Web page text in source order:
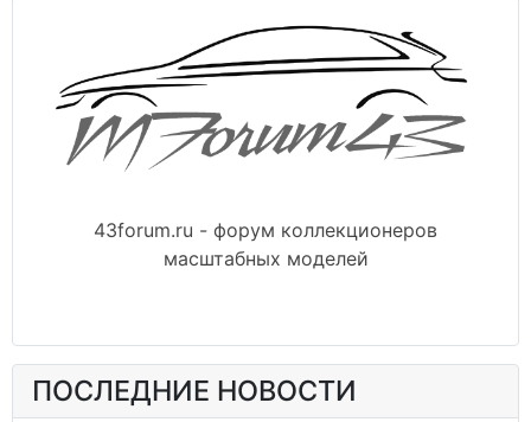
43forum.ru - форум коллекционеров
масштабных моделей
ПОСЛЕДНИЕ НОВОСТИ